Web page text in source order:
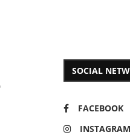
SOCIAL
FACEBOOK
INSTAGRAM